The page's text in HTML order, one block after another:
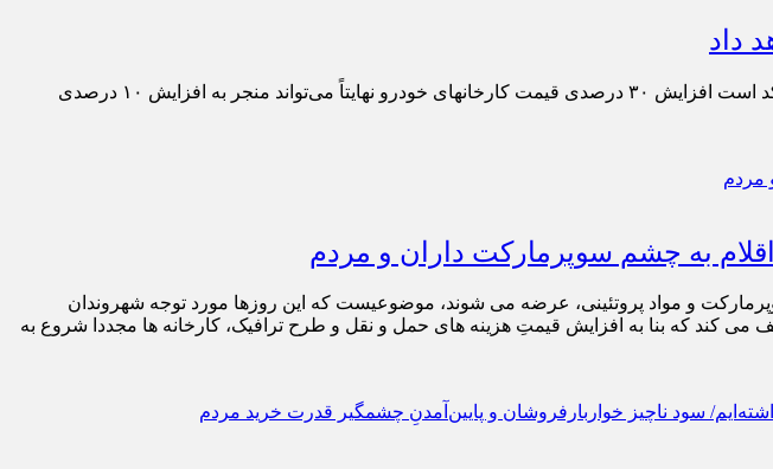
داد
اسد کرمی، رئیس اتحادیه صنف نمایشگاه‎داران و فروشندگان خودروی تهران گفت: با توجه به اینکه بازار راکد است افزایش ۳۰ درصدی قیمت کارخانه‎ای خودرو نهایتاً می‌تواند منجر به افزایش ۱۰ درصدی
به چشم سوپرمارکت داران و مردم
و مواد پروتئینی، عرضه می شوند، موضوعیست که این روزها مورد توجه شهروندان
می کند که بنا به افزایش قیمتِ هزینه های حمل و نقل و طرح ترافیک، کارخانه ها مجددا شروع به